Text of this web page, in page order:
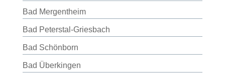
Bad Mergentheim
Bad Peterstal-Griesbach
Bad Schönborn
Bad Überkingen